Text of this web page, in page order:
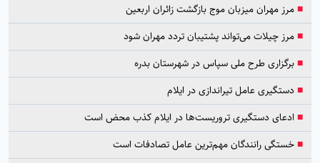
■مرز مهران میزبان موج بازگشت زائران اربعین
■مرز چیلات می‌تواند پشتیبان تردد مهران شود
■برگزاری طرح ملی سپاس در شهرستان بدره
■دستگیری عامل تیراندازی در ایلام
■ ادعای دستگیری تروریست‌ها در ایلام کذب محض است
■خستگی رانندگان مهم‌ترین عامل تصادفات است